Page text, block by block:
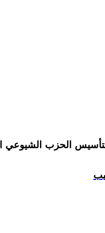
الذكرى 88 لتأسيس